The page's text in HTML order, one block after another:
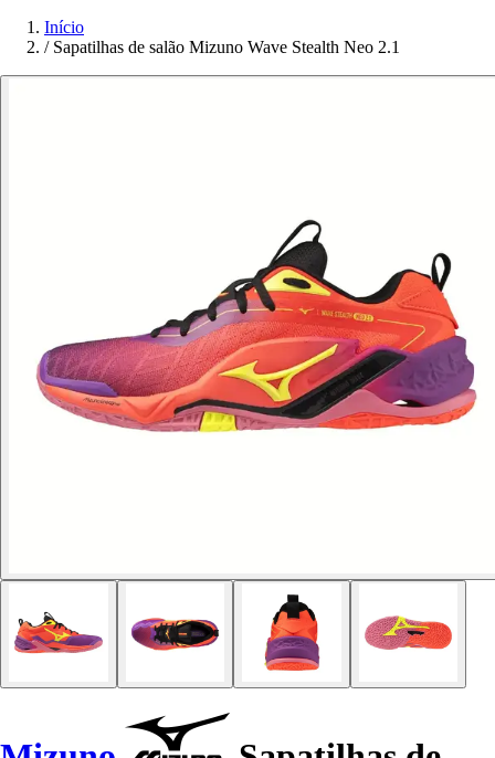
Início
/ Sapatilhas de salão Mizuno Wave Stealth Neo 2.1